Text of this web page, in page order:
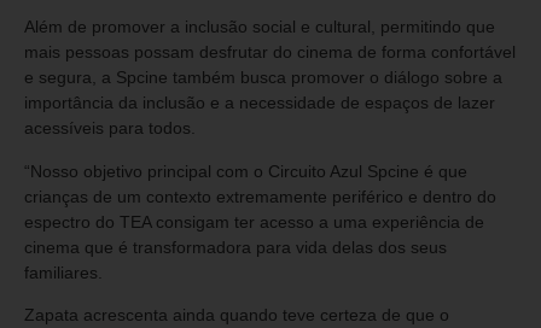
Além de promover a inclusão social e cultural, permitindo que
mais pessoas possam desfrutar do cinema de forma confortável
e segura, a Spcine também busca promover o diálogo sobre a
importância da inclusão e a necessidade de espaços de lazer
acessíveis para todos.
“Nosso objetivo principal com o Circuito Azul Spcine é que
crianças de um contexto extremamente periférico e dentro do
espectro do TEA consigam ter acesso a uma experiência de
cinema que é transformadora para vida delas dos seus
familiares.
Zapata acrescenta ainda quando teve certeza de que o